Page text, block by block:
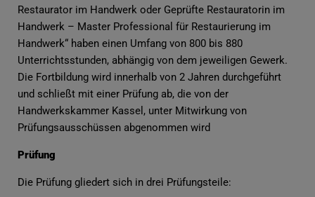
Restaurator im Handwerk oder Geprüfte Restauratorin im
Handwerk – Master Professional für Restaurierung im
Handwerk“ haben einen Umfang von 800 bis 880
Unterrichtsstunden, abhängig von dem jeweiligen Gewerk.
Die Fortbildung wird innerhalb von 2 Jahren durchgeführt
und schließt mit einer Prüfung ab, die von der
Handwerkskammer Kassel, unter Mitwirkung von
Prüfungsausschüssen abgenommen wird
Prüfung
Die Prüfung gliedert sich in drei Prüfungsteile: